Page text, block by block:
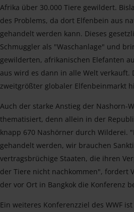
Afrika über 30.000 Tiere gewildert.
des Problems, da dort Elfenbein aus
gehandelt werden kann. Dieses
Schmuggler als "Waschanlage" und
gewilderten, afrikanischen Elefanten
aus wird es dann in alle Welt verkauft.
zweitgrößter globaler Elfenbeinmarkt
Auch der starke Anstieg der Nashorn-
thematisiert, denn allein in der
knapp 670 Nashörner durch Wilderei.
gehandelt werden, wir brauchen
vertragsbrüchige Staaten, die ihren
der Tiere nicht nachkommen", fordert
der vor Ort in Bangkok die Konferenz
Ein weiteres Konferenzziel des WWF